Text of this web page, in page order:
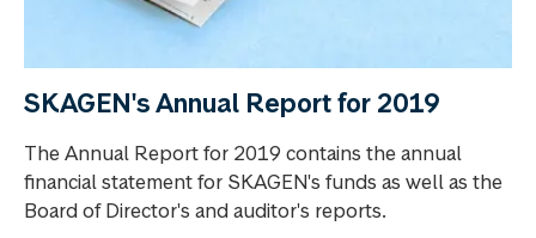
SKAGEN's Annual Report for 2019
The Annual Report for 2019 contains the annual
financial statement for SKAGEN's funds as well as the
Board of Director's and auditor's reports.